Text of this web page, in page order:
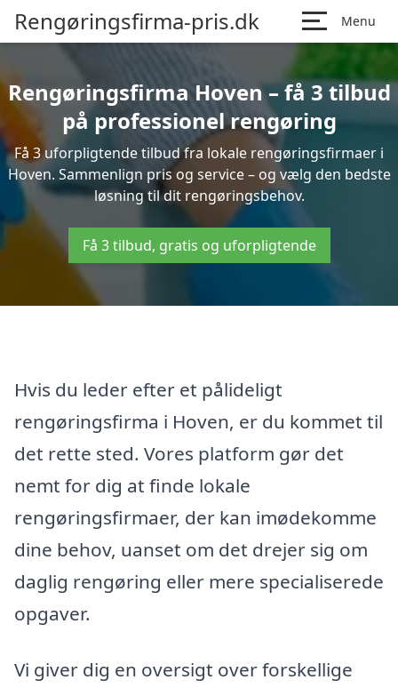
Rengøringsfirma-pris.dk Menu
Rengøringsfirma Hoven – få 3 tilbud
på professionel rengøring
Få 3 uforpligtende tilbud fra lokale rengøringsfirmaer i
Hoven. Sammenlign pris og service – og vælg den bedste
løsning til dit rengøringsbehov.
Få 3 tilbud, gratis og uforpligtende
Hvis du leder efter et pålideligt
rengøringsfirma i Hoven, er du kommet til
det rette sted. Vores platform gør det
nemt for dig at finde lokale
rengøringsfirmaer, der kan imødekomme
dine behov, uanset om det drejer sig om
daglig rengøring eller mere specialiserede
opgaver.
Vi giver dig en oversigt over forskellige